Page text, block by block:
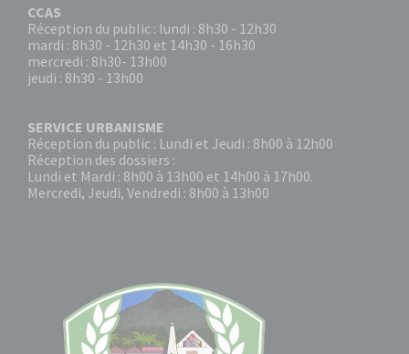
CCAS
Réception du public : lundi : 8h30 - 12h30
mardi : 8h30 - 12h30 et 14h30 - 16h30
mercredi : 8h30- 13h00
jeudi : 8h30 - 13h00
SERVICE URBANISME
Réception du public : Lundi et Jeudi : 8h00 à 12h00
Réception des dossiers :
Lundi et Mardi : 8h00 à 13h00 et 14h00 à 17h00.
Mercredi, Jeudi, Vendredi : 8h00 à 13h00